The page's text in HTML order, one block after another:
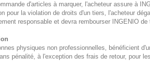
d'articles à marquer, l'acheteur assure à
pour la violation de droits d'un tiers, l'acheteur
responsable et devra rembourser INGENIO
physiques non professionnelles, bénéficient
pénalité, à l'exception des frais de retour, pour